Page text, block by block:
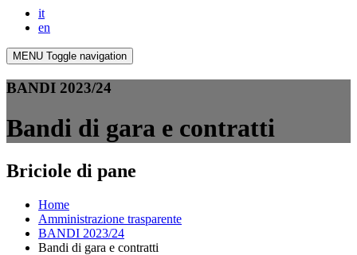
it
en
MENU Toggle navigation
BANDI 2023/24
Bandi di gara e contratti
Briciole di pane
Home
Amministrazione trasparente
BANDI 2023/24
Bandi di gara e contratti